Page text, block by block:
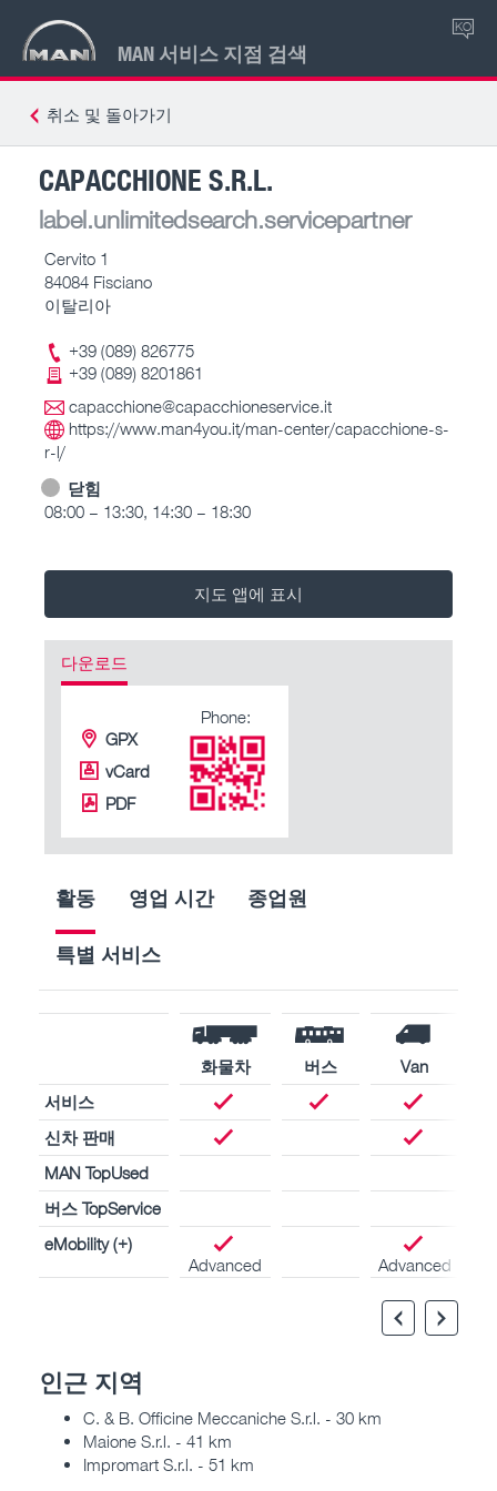
MAN 서비스 지점 검색
KO
취소 및 돌아가기
CAPACCHIONE S.R.L.
label.unlimitedsearch.servicepartner
Cervito 1
84084 Fisciano
이탈리아
+39 (089) 826775
+39 (089) 8201861
capacchione@capacchioneservice.it
https://www.man4you.it/man-center/capacchione-s-
r-l/
닫힘
08:00 – 13:30, 14:30 – 18:30
지도 앱에 표시
다운로드
GPX
vCard
PDF
Phone:
활동 영업 시간 종업원
특별 서비스
화물차 버스
Van
서비스
신차 판매
MAN TopUsed
버스 TopService
eMobility (+)
Advanced
Advanced
인근 지역
C. & B. Officine Meccaniche S.r.l. - 30 km
Maione S.r.l. - 41 km
Impromart S.r.l. - 51 km